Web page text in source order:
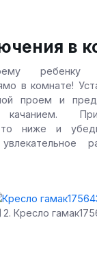
в
ребенку
в комнате!
проем и
качанием.
ниже и
2. Кресло